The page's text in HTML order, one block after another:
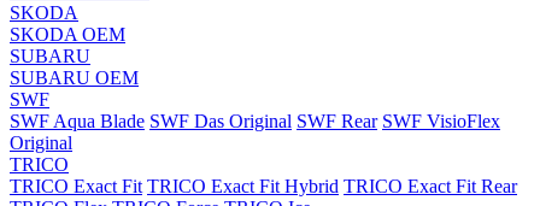
SKODA
SKODA OEM
SUBARU
SUBARU OEM
SWF
SWF Aqua Blade SWF Das Original SWF Rear SWF VisioFlex
Original
TRICO
TRICO Exact Fit TRICO Exact Fit Hybrid TRICO Exact Fit Rear